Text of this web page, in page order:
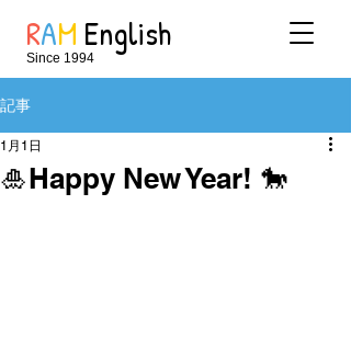
RAM English
Since 1994
記事
🎍Happy New Year! 🐎
1月1日